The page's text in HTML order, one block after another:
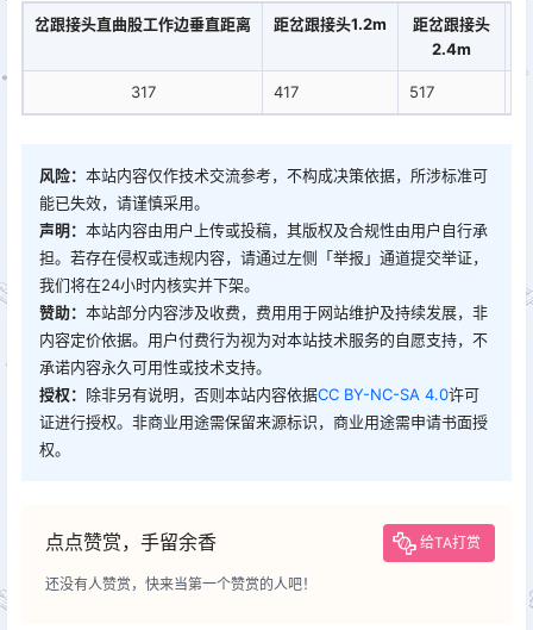
岔跟接头直曲股工作边垂直距离 距岔跟接头1.2m
距岔跟接头
2.4m
317 417 517
风险： 本站内容仅作技术交流参考，不构成决策依据，所涉标准可
能已失效，请谨慎采用。
声明： 本站内容由用户上传或投稿，其版权及合规性由用户自行承
担。若存在侵权或违规内容，请通过左侧「举报」通道提交举证，
我们将在24小时内核实并下架。
赞助： 本站部分内容涉及收费，费用用于网站维护及持续发展，非
内容定价依据。用户付费行为视为对本站技术服务的自愿支持，不
承诺内容永久可用性或技术支持。
授权： 除非另有说明，否则本站内容依据CC BY-NC-SA 4.0许可
证进行授权。非商业用途需保留来源标识，商业用途需申请书面授
权。
点点赞赏，手留余香 给TA打赏
还没有人赞赏，快来当第一个赞赏的人吧！